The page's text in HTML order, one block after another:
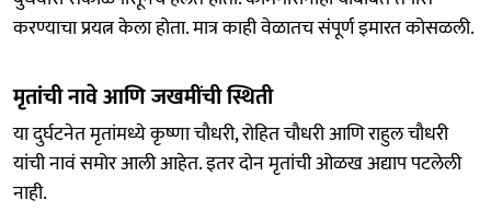
करण्याचा प्रयत्न केला होता. मात्र काही वेळातच संपूर्ण इमारत कोसळली.
मृतांची नावे आणि जखमींची स्थिती
या दुर्घटनेत मृतांमध्ये कृष्णा चौधरी, रोहित चौधरी आणि राहुल चौधरी
यांची नावं समोर आली आहेत. इतर दोन मृतांची ओळख अद्याप पटलेली
नाही.